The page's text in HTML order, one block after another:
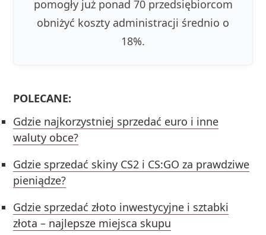
pomogły już ponad 70 przedsiębiorcom
obniżyć koszty administracji średnio o
18%.
POLECANE:
Gdzie najkorzystniej sprzedać euro i inne
waluty obce?
Gdzie sprzedać skiny CS2 i CS:GO za prawdziwe
pieniądze?
Gdzie sprzedać złoto inwestycyjne i sztabki
złota – najlepsze miejsca skupu